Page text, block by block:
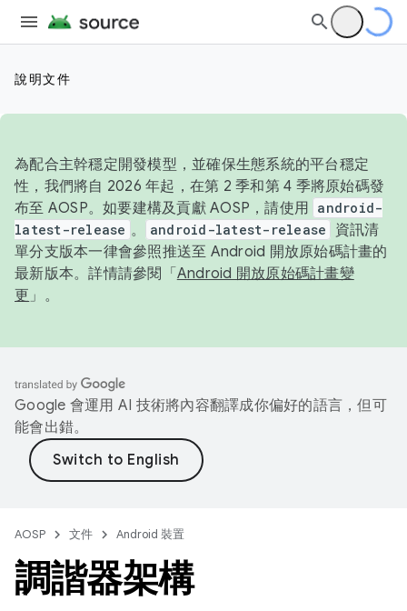
說明文件
為配合主幹穩定開發模型，並確保生態系統的平台穩定
性，我們將自 2026 年起，在第 2 季和第 4 季將原始碼發
布至 AOSP。如要建構及貢獻 AOSP，請使用 android-
latest-release 。 android-latest-release
資訊清
單分支版本一律會參照推送至 Android 開放原始碼計畫的
最新版本。詳情請參閱「 Android 開放原始碼計畫變
更 」。
Google 會運用 AI 技術將內容翻譯成你偏好的語言，但可
能會出錯。
AOSP 文件 Android 裝置
調諧器架構